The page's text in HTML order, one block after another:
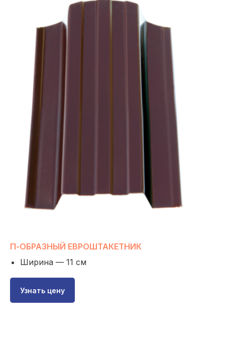
П-ОБРАЗНЫЙ ЕВРОШТАКЕТНИК
Ширина — 11 см
Узнать цену